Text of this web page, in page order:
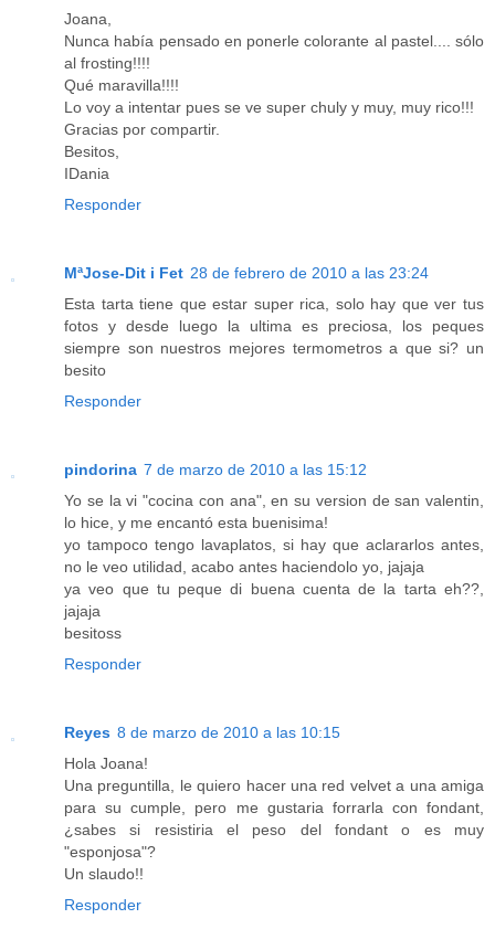
Joana,
Nunca había pensado en ponerle colorante al pastel.... sólo
al frosting!!!!
Qué maravilla!!!!
Lo voy a intentar pues se ve super chuly y muy, muy rico!!!
Gracias por compartir.
Besitos,
IDania
Responder
MªJose-Dit i Fet 28 de febrero de 2010 a las 23:24
Esta tarta tiene que estar super rica, solo hay que ver tus
fotos y desde luego la ultima es preciosa, los peques
siempre son nuestros mejores termometros a que si? un
besito
Responder
pindorina 7 de marzo de 2010 a las 15:12
Yo se la vi "cocina con ana", en su version de san valentin,
lo hice, y me encantó esta buenisima!
yo tampoco tengo lavaplatos, si hay que aclararlos antes,
no le veo utilidad, acabo antes haciendolo yo, jajaja
ya veo que tu peque di buena cuenta de la tarta eh??,
jajaja
besitoss
Responder
Reyes 8 de marzo de 2010 a las 10:15
Hola Joana!
Una preguntilla, le quiero hacer una red velvet a una amiga
para su cumple, pero me gustaria forrarla con fondant,
¿sabes si resistiria el peso del fondant o es muy
"esponjosa"?
Un slaudo!!
Responder